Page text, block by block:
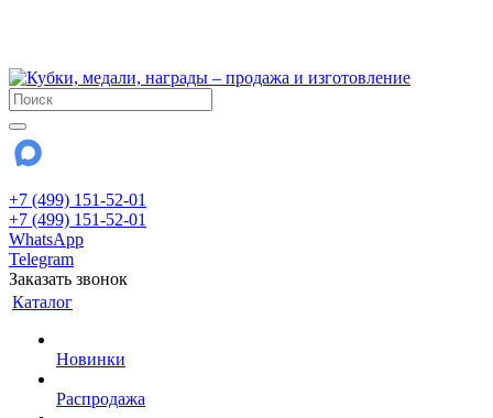
+7 (499) 151-52-01
+7 (499) 151-52-01
WhatsApp
Telegram
Заказать звонок
Каталог
Новинки
Распродажа